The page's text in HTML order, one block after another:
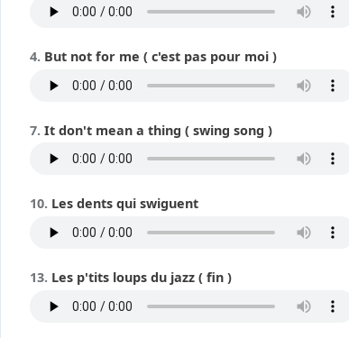
But not for me ( c'est pas pour moi )
It don't mean a thing ( swing song )
Les dents qui swiguent
Les p'tits loups du jazz ( fin )